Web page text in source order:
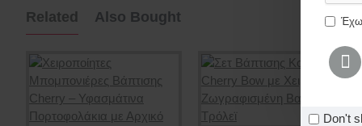
Έχω
Don't
Related Also Bought
Ζωγραφιστή μπλούζα «ΈΛΣΑ ΦΡΟΖΕΝ»
0,00€